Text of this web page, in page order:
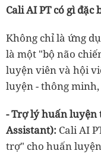
Cali AI PT có gì đặc
Không chỉ là ứng
là một "bộ não
luyện viên và hội
luyện - thông
- Trợ lý huấn luyện
Assistant): Cali AI
trợ" cho huấn